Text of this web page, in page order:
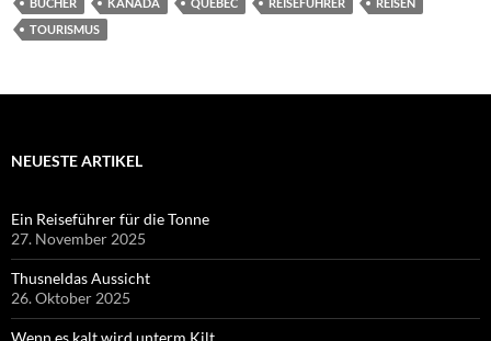
TOURISMUS
NEUESTE ARTIKEL
Ein Reiseführer für die Tonne
27. November 2025
Thusneldas Aussicht
26. Oktober 2025
Wenn es kalt wird unterm Kilt